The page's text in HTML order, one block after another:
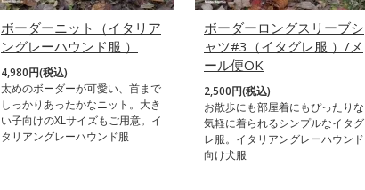
ボーダーニット（イタリア
ングレーハウンド服 ）
4,980円(税込)
太めのボーダーが可愛い、首まで
しっかりあったかなニット。大き
い子向けのXLサイズもご用意。イ
タリアングレーハウンド服
ボーダーロングスリーブシ
ャツ#3（イタグレ服 ）/メ
ール便OK
2,500円(税込)
お散歩にも部屋着にもぴったりな
気軽に着られるシンプルなイタグ
レ服。イタリアングレーハウンド
向け犬服